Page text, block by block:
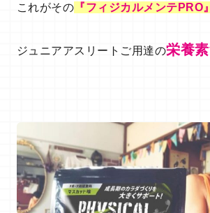
これがその 『フィジカルメンテPRO』
ジュニアアスリートご用達の栄養